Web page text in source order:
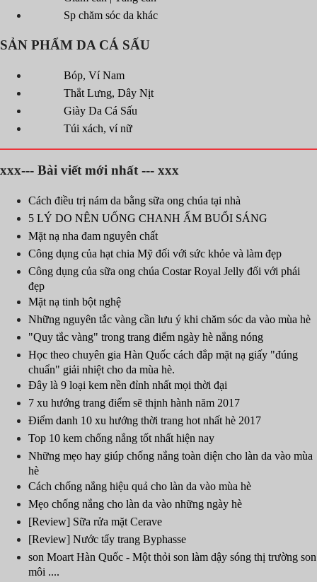
Sp chăm sóc da khác
SẢN PHẨM DA CÁ SẤU
Bóp, Ví Nam
Thắt Lưng, Dây Nịt
Giày Da Cá Sấu
Túi xách, ví nữ
xxx--- Bài viết mới nhất --- xxx
Cách điều trị nám da bằng sữa ong chúa tại nhà
5 LÝ DO NÊN UỐNG CHANH ẤM BUỔI SÁNG
Mặt nạ nha đam nguyên chất
Công dụng của hạt chia Mỹ đối với sức khỏe và làm đẹp
Công dụng của sữa ong chúa Costar Royal Jelly đối với phái
đẹp
Mặt nạ tinh bột nghệ
Những nguyên tắc vàng cần lưu ý khi chăm sóc da vào mùa hè
"Quy tắc vàng" trong trang điểm ngày hè nắng nóng
Học theo chuyên gia Hàn Quốc cách đắp mặt nạ giấy "đúng
chuẩn" giải nhiệt cho da mùa hè.
Đây là 9 loại kem nền đỉnh nhất mọi thời đại
7 xu hướng trang điểm sẽ thịnh hành năm 2017
Điểm danh 10 xu hướng thời trang hot nhất hè 2017
Top 10 kem chống nắng tốt nhất hiện nay
Những mẹo hay giúp chống nắng toàn diện cho làn da vào mùa
hè
Cách chống nắng hiệu quả cho làn da vào mùa hè
Mẹo chống nắng cho làn da vào những ngày hè
[Review] Sữa rửa mặt Cerave
[Review] Nước tẩy trang Byphasse
son Moart Hàn Quốc - Một thỏi son làm dậy sóng thị trường son
môi ....